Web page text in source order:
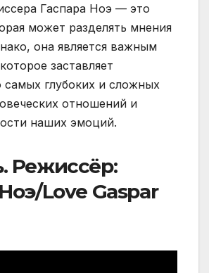
Гаспара Ноэ — это
может разделять мнения
она является важным
заставляет
самых глубоких и сложных
отношений и
наших эмоций.
Режиссёр:
Love Gaspar